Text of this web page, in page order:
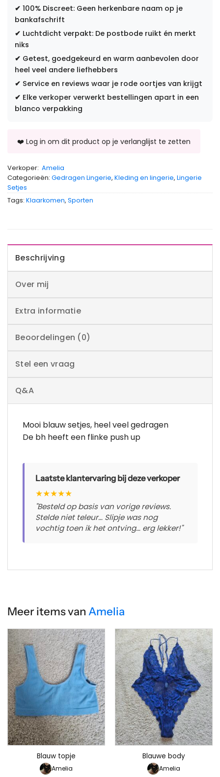
✔ 100% Discreet: Geen herkenbare naam op je
bankafschrift
✔ Luchtdicht verpakt: De postbode ruikt én merkt
niks
✔ Getest, goedgekeurd en warm aanbevolen door
heel veel andere liefhebbers
✔ Service en reviews waar je rode oortjes van krijgt
✔ Elke verkoper verwerkt bestellingen apart in een
blanco verpakking
Verkoper: Amelia
Categorieën: Gedragen Lingerie, Kleding en lingerie, Lingerie
Setjes
Tags: Klaarkomen, Sporten
Beschrijving
Over mij
Extra informatie
Beoordelingen (0)
Stel een vraag
Q&A
Mooi blauw setjes, heel veel gedragen
De bh heeft een flinke push up
Laatste klantervaring bij deze verkoper
★★★★★
"Besteld op basis van vorige reviews.
Stelde niet teleur… Slipje was nog
vochtig toen ik het ontving… erg lekker!"
Meer items van Amelia
Blauw topje
Amelia
Blauwe body
Amelia